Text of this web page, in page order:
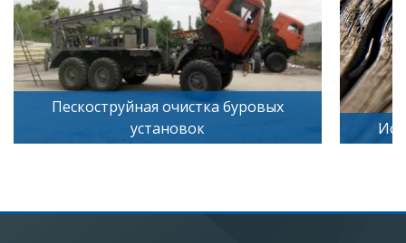
Пескоструйная очистка буровых
установок